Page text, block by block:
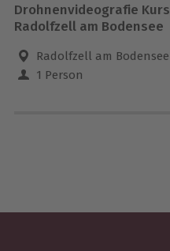
Drohnenvideografie Kurs
Radolfzell am Bodensee
Radolfzell am Bodensee
1 Person